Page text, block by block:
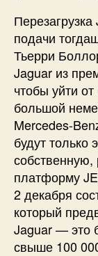
подачи
Тьерри
Jaguar из
чтобы уйти
большой
Mercedes-
будут только
платформу
2 декабря
который
Jaguar — это
свыше 100